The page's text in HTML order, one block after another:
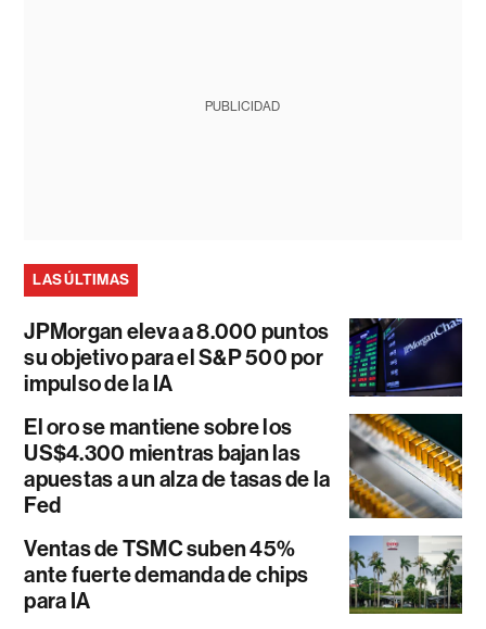
PUBLICIDAD
LAS ÚLTIMAS
JPMorgan eleva a 8.000 puntos
su objetivo para el S&P 500 por
impulso de la IA
El oro se mantiene sobre los
US$4.300 mientras bajan las
apuestas a un alza de tasas de la
Fed
Ventas de TSMC suben 45%
ante fuerte demanda de chips
para IA